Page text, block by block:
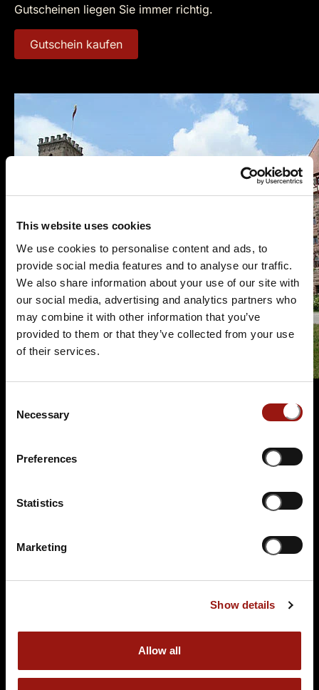
This website uses cookies
We use cookies to personalise content and ads, to
provide social media features and to analyse our traffic.
We also share information about your use of our site with
our social media, advertising and analytics partners who
may combine it with other information that you’ve
provided to them or that they’ve collected from your use
of their services.
Selection
Necessary
Preferences
Statistics
Marketing
Show details
Allow all
Gutscheinen liegen Sie immer richtig.
Gutschein kaufen
Terminüberblick
Das Escape Dinner - Escape Room in 3 Gängen
Hotel Burg Abenberg